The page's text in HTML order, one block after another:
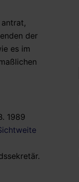
der
es im
1989